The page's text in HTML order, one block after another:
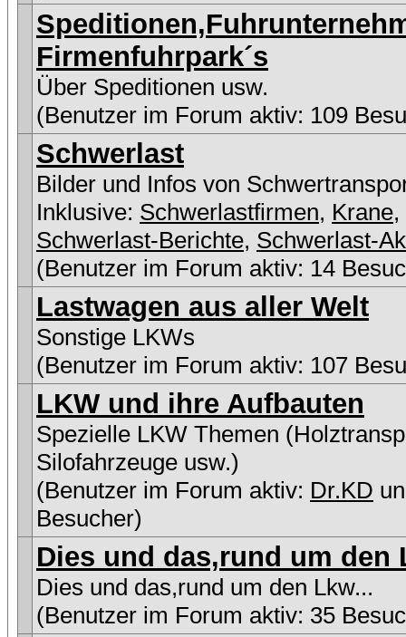
Firmenfuhrpark´s
Über Speditionen usw.
(Benutzer im Forum aktiv: 109
Schwerlast
Bilder und Infos von
Inklusive: Schwerlastfirmen, Krane,
Schwerlast-Berichte, Schwerlast-
(Benutzer im Forum aktiv: 14
Lastwagen aus aller Welt
Sonstige LKWs
(Benutzer im Forum aktiv: 107
LKW und ihre Aufbauten
Spezielle LKW Themen
Silofahrzeuge usw.)
(Benutzer im Forum aktiv: Dr.KD
Besucher)
Dies und das,rund um den
Dies und das,rund um den Lkw...
(Benutzer im Forum aktiv: 35